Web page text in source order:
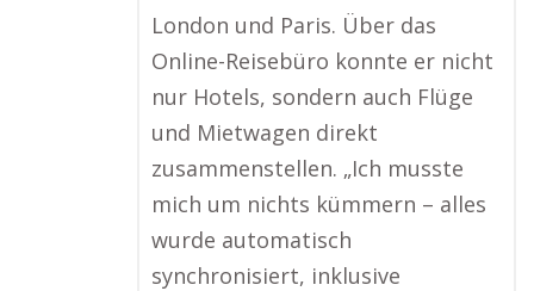
London und Paris. Über das
Online-Reisebüro konnte er nicht
nur Hotels, sondern auch Flüge
und Mietwagen direkt
zusammenstellen. „Ich musste
mich um nichts kümmern – alles
wurde automatisch
synchronisiert, inklusive